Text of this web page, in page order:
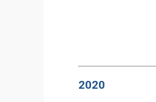
2020